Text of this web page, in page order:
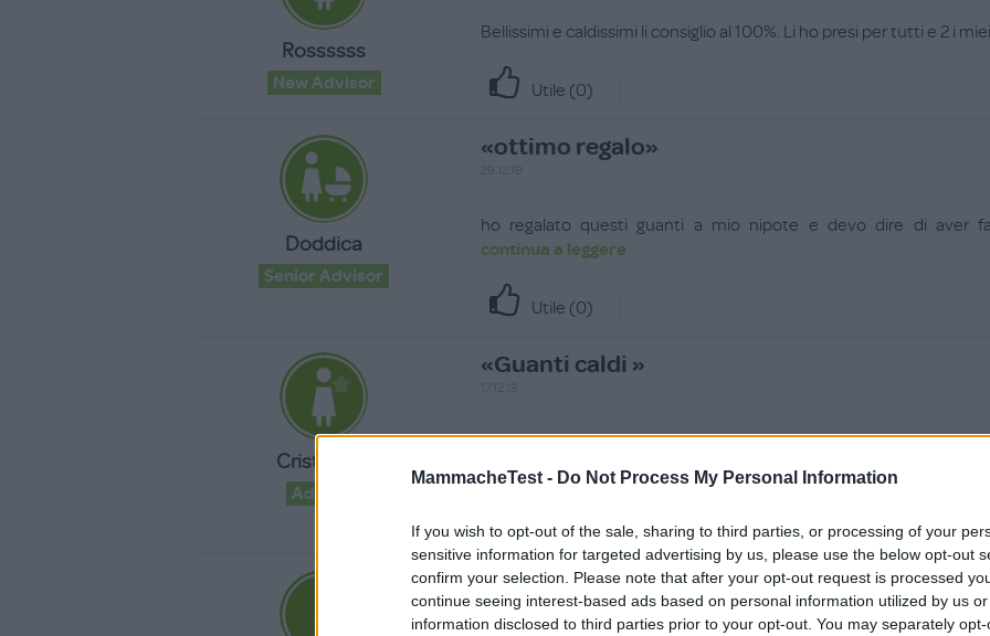
MammacheTest - Do Not Process My Personal Information
If you wish to opt-out of the sale, sharing to third parties, or processing of your
sensitive information for targeted advertising by us, please use the below opt-out
confirm your selection. Please note that after your opt-out request is processed
continue seeing interest-based ads based on personal information utilized by us
information disclosed to third parties prior to your opt-out. You may separately
Rossssss
New Advisor
Bellissimi e caldissimi li consiglio al 100%. Li ho presi per tutti e 2 i
Utile (0)
Doddica
Senior Advisor
«ottimo regalo»
ho regalato questi guanti a mio nipote e devo dire di aver
continua a leggere
Utile (0)
Cristinatizi
Advisor
«Guanti caldi »
Io li ho presi per mio figlio. Facile da indossare, sono
continua a leggere
Utile ( 0)
«Classici»
13.12.19